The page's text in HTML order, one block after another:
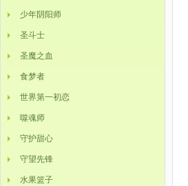
少年阴阳师
圣斗士
圣魔之血
食梦者
世界第一初恋
噬魂师
守护甜心
守望先锋
水果篮子